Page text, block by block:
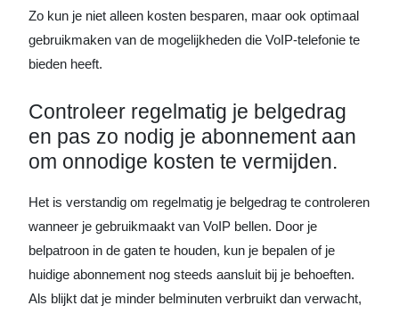
Zo kun je niet alleen kosten besparen, maar ook optimaal
gebruikmaken van de mogelijkheden die VoIP-telefonie te
bieden heeft.
Controleer regelmatig je belgedrag
en pas zo nodig je abonnement aan
om onnodige kosten te vermijden.
Het is verstandig om regelmatig je belgedrag te controleren
wanneer je gebruikmaakt van VoIP bellen. Door je
belpatroon in de gaten te houden, kun je bepalen of je
huidige abonnement nog steeds aansluit bij je behoeften.
Als blijkt dat je minder belminuten verbruikt dan verwacht,